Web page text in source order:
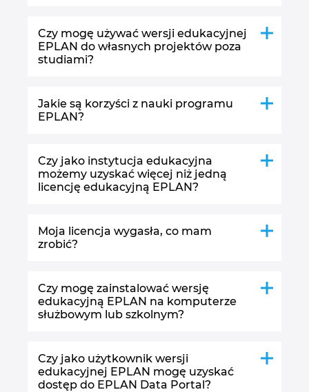
Czy mogę używać wersji edukacyjnej
EPLAN do własnych projektów poza
studiami?
Jakie są korzyści z nauki programu
EPLAN?
Czy jako instytucja edukacyjna
możemy uzyskać więcej niż jedną
licencję edukacyjną EPLAN?
Moja licencja wygasła, co mam
zrobić?
Czy mogę zainstalować wersję
edukacyjną EPLAN na komputerze
służbowym lub szkolnym?
Czy jako użytkownik wersji
edukacyjnej EPLAN mogę uzyskać
dostęp do EPLAN Data Portal?
Luksemburg
Malezja
Meksyk
Norwegia
Peru
Portugalia
Rumunia